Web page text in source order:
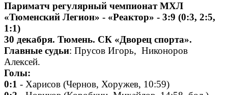
Париматч регулярный чемпионат МХЛ
«Тюменский Легион» - «Реактор» - 3:9 (0:3, 2:5,
1:1)
30 декабря. Тюмень. СК «Дворец спорта».
Главные судьи: Прусов Игорь, Никоноров
Алексей.
Голы:
0:1 - Харисов (Чернов, Хоружев, 10:59)